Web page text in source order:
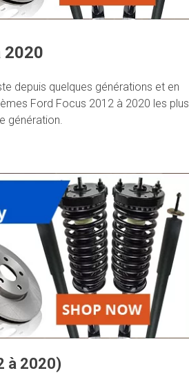
2020
depuis quelques générations et en
Ford Focus 2012 à 2020 les plus
génération.
à 2020)